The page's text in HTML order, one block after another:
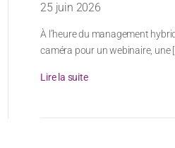
25 juin 2026
À l’heure du management
caméra pour un webinaire, une
Lire la suite